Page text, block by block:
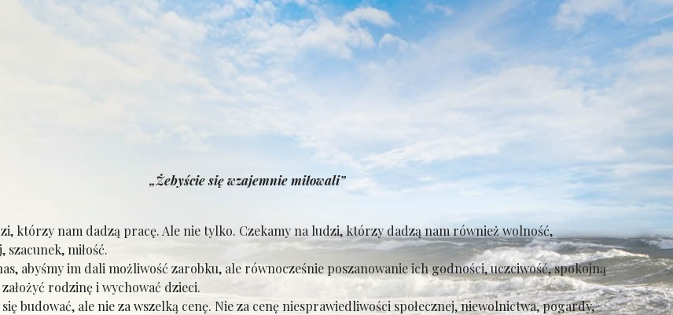
„Żebyście się wzajemnie miłowali”
którzy nam dadzą pracę. Ale nie tylko. Czekamy na ludzi, którzy dadzą nam również wolność,
miłość.
abyśmy im dali możliwość zarobku, ale równocześnie poszanowanie ich godności, uczciwość, spokojną
rodzinę i wychować dzieci.
budować, ale nie za wszelką cenę. Nie za cenę niesprawiedliwości społecznej, niewolnictwa, pogardy,